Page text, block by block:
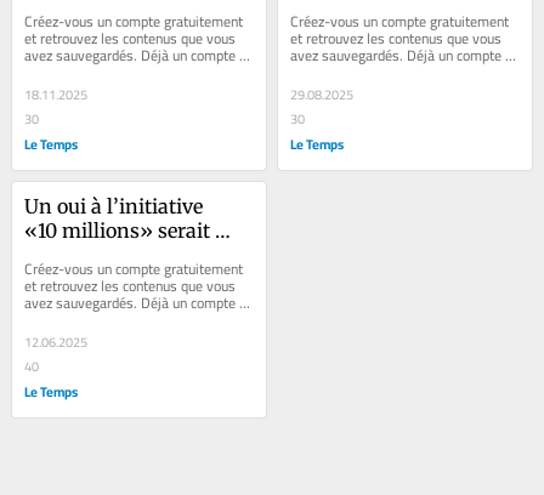
Créez-vous un compte gratuitement
et retrouvez les contenus que vous
avez sauvegardés. Déjà un compte ?
Se connecter Faites plaisir à vos...
18.11.2025
30
Le Temps
Créez-vous un compte gratuitement
et retrouvez les contenus que vous
avez sauvegardés. Déjà un compte ?
Se connecter Faites plaisir à vos...
29.08.2025
30
Le Temps
Un oui à l’initiative
«10 millions» serait
travailleurs et les
entreprises
Créez-vous un compte gratuitement
et retrouvez les contenus que vous
avez sauvegardés. Déjà un compte ?
Se connecter Faites plaisir à vos...
12.06.2025
40
Le Temps